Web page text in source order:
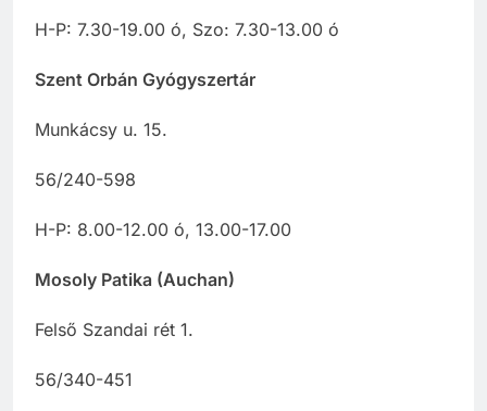
H-P: 7.30-19.00 ó, Szo: 7.30-13.00 ó
Szent Orbán Gyógyszertár
Munkácsy u. 15.
56/240-598
H-P: 8.00-12.00 ó, 13.00-17.00
Mosoly Patika (Auchan)
Felső Szandai rét 1.
56/340-451